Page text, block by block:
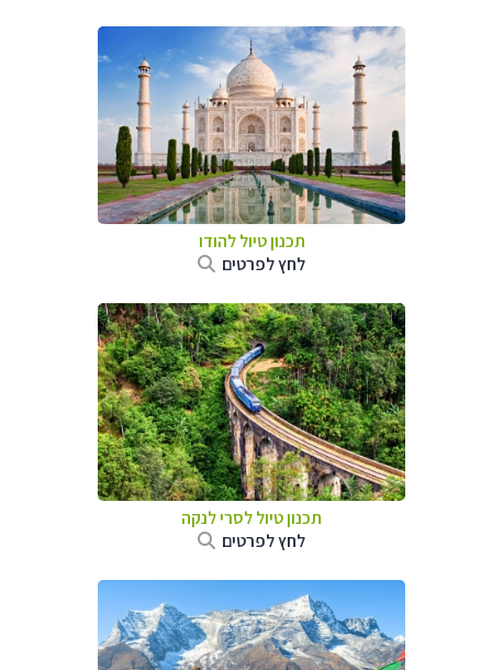
תכנון טיוללהודו
לחץ לפרטים
תכנון טיוללסרי לנקה
לחץ לפרטים